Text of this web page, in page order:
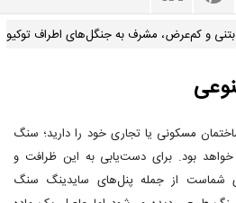
و کم‌عرض، مشرف به جنگل‌های اطراف توکیو
مسکونی یا تجاری خود را دارید؛ سنگ
بود. برای دست‌یابی به این ظرافت و
شماست از جمله پنل‌های سایدینگ سنگ